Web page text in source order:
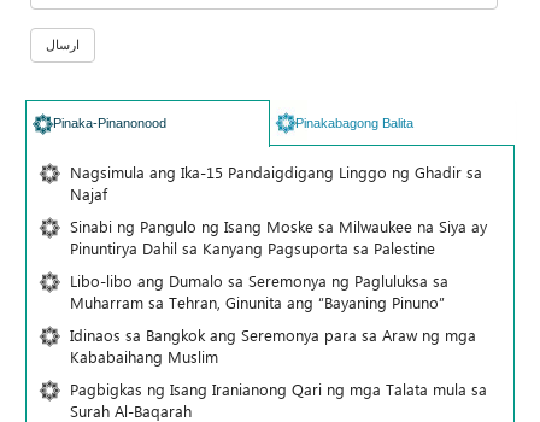
Pinaka-Pinanonood Pinakabagong Balita
Nagsimula ang Ika-15 Pandaigdigang Linggo ng Ghadir sa
Najaf
Sinabi ng Pangulo ng Isang Moske sa Milwaukee na Siya ay
Pinuntirya Dahil sa Kanyang Pagsuporta sa Palestine
Libo-libo ang Dumalo sa Seremonya ng Pagluluksa sa
Muharram sa Tehran, Ginunita ang “Bayaning Pinuno”
Idinaos sa Bangkok ang Seremonya para sa Araw ng mga
Kababaihang Muslim
Pagbigkas ng Isang Iranianong Qari ng mga Talata mula sa
Surah Al-Baqarah